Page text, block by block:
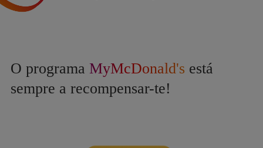
O programa MyMcDonald's está
sempre a recompensar-te!